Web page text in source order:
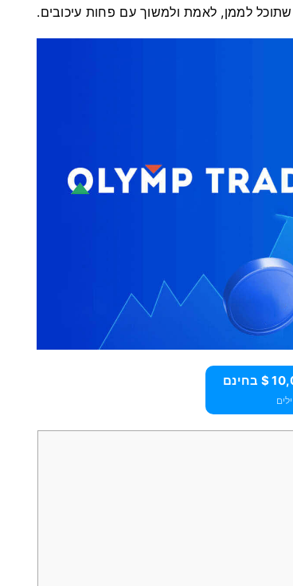
לממן, לאמת ולמשוך עם פחות עיכובים.